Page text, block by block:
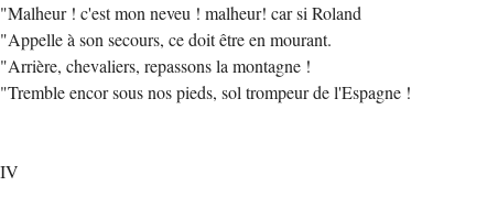
"Malheur ! c'est mon neveu ! malheur! car si Roland
"Appelle à son secours, ce doit être en mourant.
"Arrière, chevaliers, repassons la montagne !
"Tremble encor sous nos pieds, sol trompeur de l'Espagne !
IV